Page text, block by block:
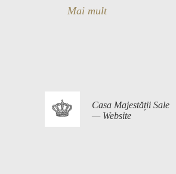
Mai mult
Casa Majestății Sale
— Website